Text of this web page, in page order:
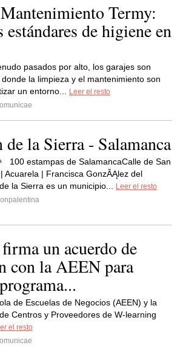
Termy:
estándares de higiene en
pasados por alto, los garajes son
la limpieza y el mantenimiento son
un entorno...
Leer el resto
de la Sierra - Salamanca
100 estampas de SalamancaCalle de San
Acuarela | Francisca GonzĂĄlez del
la Sierra es un municipio...
Leer el resto
un acuerdo de
con la AEEN para
de Escuelas de Negocios (AEEN) y la
Centros y Proveedores de W-learning
el resto